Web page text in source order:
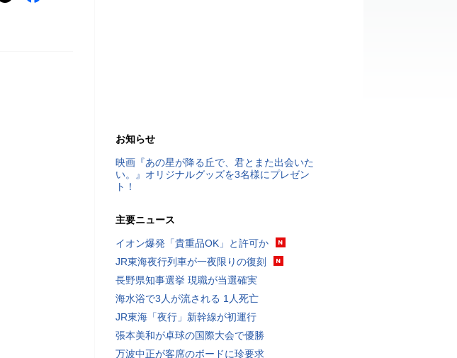
お知らせ
映画『あの星が降る丘で、君とまた出会いた
い。』オリジナルグッズを3名様にプレゼン
ト！
主要ニュース
イオン爆発「貴重品OK」と許可か
JR東海夜行列車が一夜限りの復刻
長野県知事選挙 現職が当選確実
海水浴で3人が流される 1人死亡
JR東海「夜行」新幹線が初運行
張本美和が卓球の国際大会で優勝
万波中正が客席のボードに珍要求